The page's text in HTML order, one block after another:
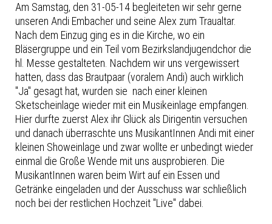
Am Samstag, den 31-05-14 begleiteten wir sehr gerne
unseren Andi Embacher und seine Alex zum Traualtar.
Nach dem Einzug ging es in die Kirche, wo ein
Bläsergruppe und ein Teil vom Bezirkslandjugendchor die
hl. Messe gestalteten. Nachdem wir uns vergewissert
hatten, dass das Brautpaar (voralem Andi) auch wirklich
"Ja" gesagt hat, wurden sie nach einer kleinen
Sketscheinlage wieder mit ein Musikeinlage empfangen.
Hier durfte zuerst Alex ihr Glück als Dirigentin versuchen
und danach überraschte uns MusikantInnen Andi mit einer
kleinen Showeinlage und zwar wollte er unbedingt wieder
einmal die Große Wende mit uns ausprobieren. Die
MusikantInnen waren beim Wirt auf ein Essen und
Getränke eingeladen und der Ausschuss war schließlich
noch bei der restlichen Hochzeit "Live" dabei.